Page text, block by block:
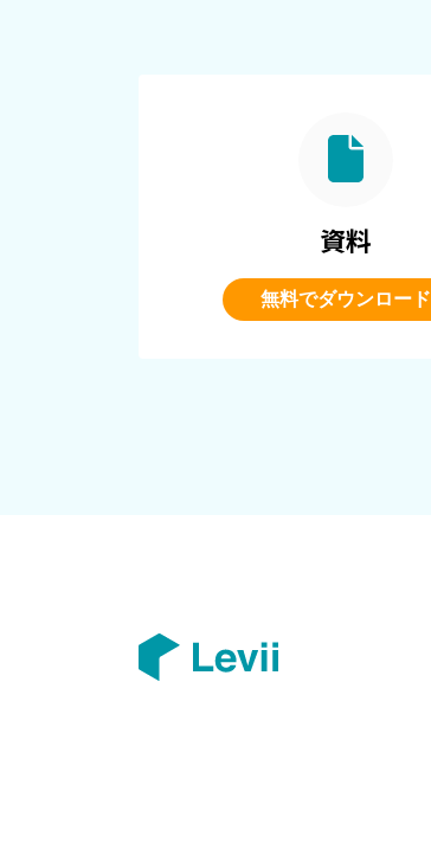
資料
無料でダウンロード